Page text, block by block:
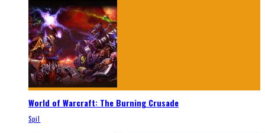
World of Warcraft: The Burning Crusade
Spil